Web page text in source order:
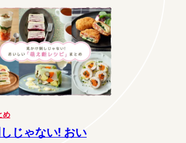
め
じゃない! おい